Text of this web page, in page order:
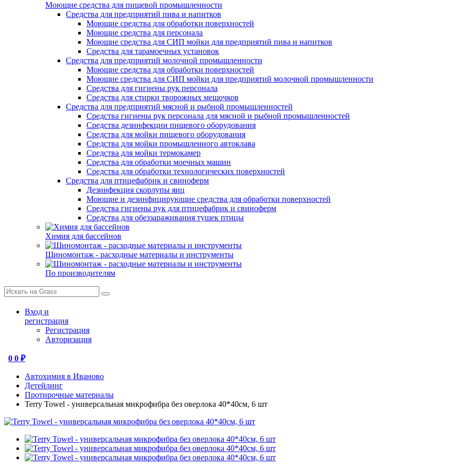
Моющие средства для пищевой промышленности
Cредства для предприятий пива и напитков
Моющие средства для обработки поверхностей
Моющие средства для персонала
Моющие средства для СИП мойки для предприятий пива и напитков
Средства для тарамоечных установок
Средства для предприятий молочной промышленности
Моющие средства для обработки поверхностей
Моющие средства для СИП мойки для предприятий молочной промышленности
Средства для гигиены рук персонала
Средства для стирки творожных мешочков
Средства для предприятий мясной и рыбной промышленностей
Средства гигиены рук персонала для мясной и рыбной промышленностей
Средства дезинфекции пищевого оборудования
Средства для мойки пищевого оборудования
Средства для мойки промышленного автоклава
Средства для мойки термокамер
Средства для обработки моечных машин
Средства для обработки технологических поверхностей
Средства для птицефабрик и свиноферм
Дезинфекция скорлупы яиц
Моющие и дезинфицирующие средства для обработки поверхностей
Средства гигиены рук для птицефабрик и свиноферм
Средства для обеззараживания тушек птицы
Химия для бассейнов
Шиномонтаж - расходные материалы и инструменты
По производителям
Вход и
регистрация
Регистрация
Авторизация
0 0 ₽
Автохимия в Иваново
Детейлинг
Протирочные материалы
Terry Towel - универсальная микрофибра без оверлока 40*40см, 6 шт